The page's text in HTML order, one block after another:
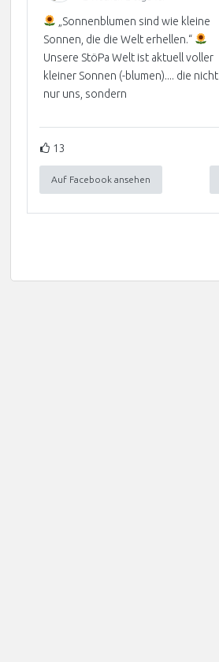
„Sonnenblumen sind wie kleine
Sonnen, die die Welt erhellen.“
Unsere StöPa Welt ist aktuell voller
kleiner Sonnen (-blumen).... die nicht
nur uns, sondern
13
Auf Facebook ansehen